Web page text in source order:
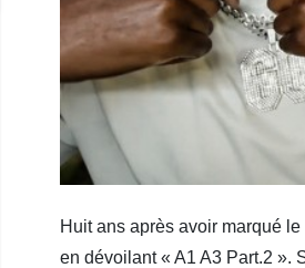
Huit ans après avoir marqué
en dévoilant « A1 A3 Part.2 ».